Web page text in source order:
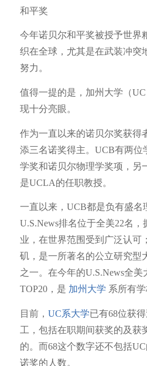
和平奖
今年诺贝尔和平奖被授予世界
织在全球，尤其是在武装冲突
努力。
值得一提的是，加州大学（
现十分亮眼。
作为一直以来的诺贝尔奖获得
添三名诺奖得主。UCB有两位
学奖和诺贝尔物理学奖项，另
是UCLA的任职教授。
一直以来，UCB都是负有盛名
U.S.News排名位于全美22名
业，在世界范围受到广泛认可
矶，是一所著名的公立研究型
之一。在今年的U.S.News全美
TOP20，是 加州大学 系所有学
目前， UC系大学已有68位获
工，包括在职期间获奖的及获
的。而68这个数字还不包括
诺奖的人数。